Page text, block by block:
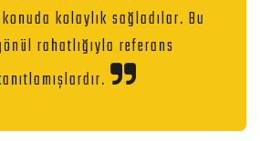
kolaylık sağladılar. Bu
rahatlığıyla referans